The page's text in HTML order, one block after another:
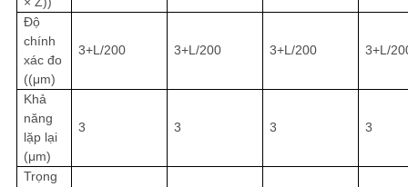
Độ
chính
xác đo
((μm)
3+L/200 3+L/200 3+L/200 3+L/
Khả
năng
lặp lại
(μm)
3 3 3 3
Trọng